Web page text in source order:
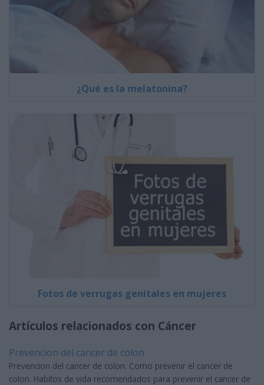
¿Qué es la melatonina?
Fotos de verrugas genitales en mujeres
Artículos relacionados con Cáncer
Prevencion del cancer de colon
Prevencion del cancer de colon. Como prevenir el cancer de
colon. Habitos de vida recomendados para prevenir el cancer de